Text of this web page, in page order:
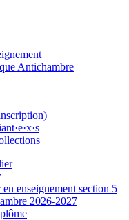
Antichambre
enseignement section 5
2026-2027